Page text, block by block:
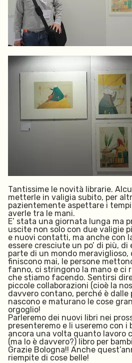
Tantissime le novità librarie.
metterle in valigia subito, per
pazientemente aspettare i
averle tra le mani.
E’ stata una giornata lunga ma
uscite non solo con due valigie
e nuovi contatti, ma anche con
essere cresciute un po’ di più,
parte di un mondo meraviglioso,
finiscono mai, le persone
fanno, ci stringono la mano e ci
che stiamo facendo. Sentirsi
piccole collaborazioni (cioè la
davvero contano, perché è dalle
nascono e maturano le cose
orgoglio!
Parleremo dei nuovi libri nei
presenteremo e li useremo con i
ancora una volta quanto lavoro
(ma lo è davvero?) libro per
Grazie Bologna!! Anche
riempite di cose belle!